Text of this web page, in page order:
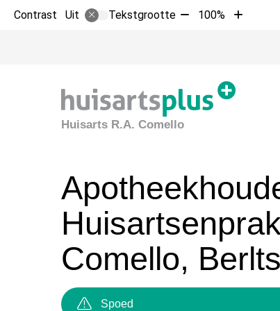
Contrast Uit Tekstgrootte Tekst100%
Tekst
Huisarts R.A. Comello
Comello,
Spoed